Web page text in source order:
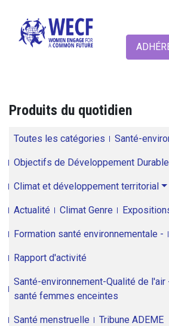
Produits du quotidien
Toutes les catégories Santé-
Objectifs de Développement Durable
Climat et développement territorial
Actualité Climat Genre
Formation santé environnementale -
Rapport d'activité
Santé-environnement-Qualité de
santé femmes enceintes
Santé menstruelle Tribune ADEME